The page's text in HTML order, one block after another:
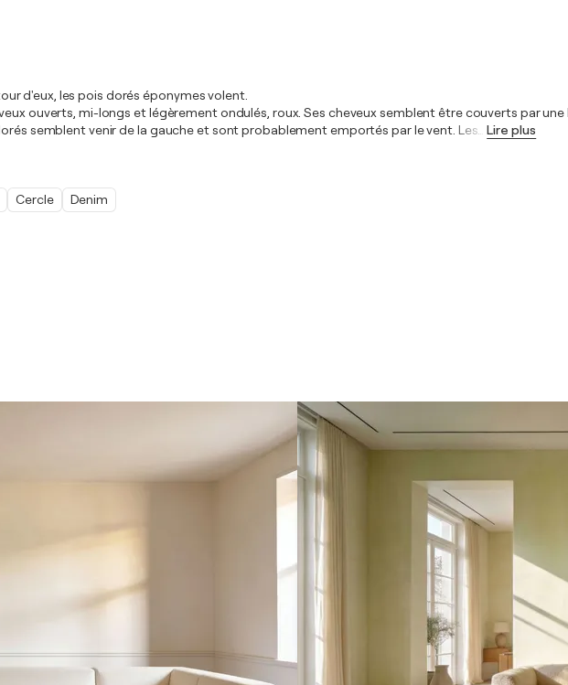
d'eux, les pois dorés éponymes volent.
ouverts, mi-longs et légèrement ondulés, roux. Ses cheveux semblent être couverts par
semblent venir de la gauche et sont probablement emportés par le vent. Les
Lire plus
Cercle Denim